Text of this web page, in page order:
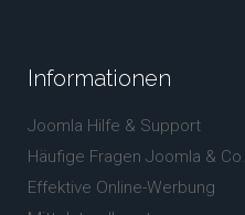
Informationen
Joomla Hilfe & Support
Häufige Fragen Joomla & Co.
Effektive Online-Werbung